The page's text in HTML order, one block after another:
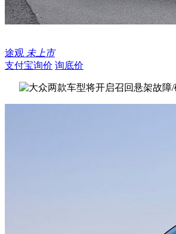
途观 未上市
支付宝询价 询底价